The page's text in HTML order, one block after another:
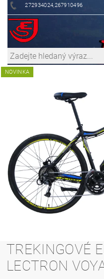
272934024,267910496
NOVINKA
TREKINGOVÉ
LECTRON